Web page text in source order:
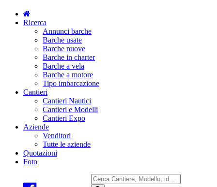
Ricerca
Annunci barche
Barche usate
Barche nuove
Barche in charter
Barche a vela
Barche a motore
Tipo imbarcazione
Cantieri
Cantieri Nautici
Cantieri e Modelli
Cantieri Expo
Aziende
Venditori
Tutte le aziende
Quotazioni
Foto